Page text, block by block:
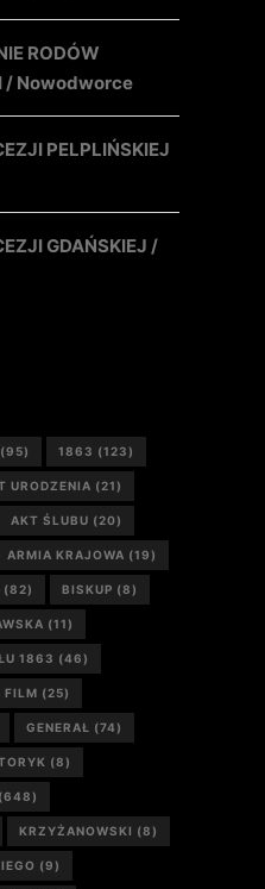
RODÓW
/ Nowodworce
PELPLIŃSKIEJ
GDAŃSKIEJ /
(95) 1863 (123)
URODZENIA (21)
AKT ŚLUBU (20)
ARMIA KRAJOWA (19)
(82) BISKUP (8)
(11)
1863 (46)
FILM (25)
GENERAŁ (74)
(8)
(648)
KRZYŻANOWSKI (8)
(9)